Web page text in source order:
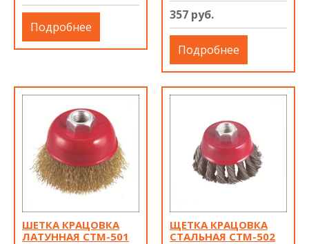
Подробнее
357 руб.
Подробнее
ШЕТКА КРАЦОВКА
ЛАТУННАЯ СТМ-501
ЩЕТКА КРАЦОВКА
СТАЛЬНАЯ СТМ-502